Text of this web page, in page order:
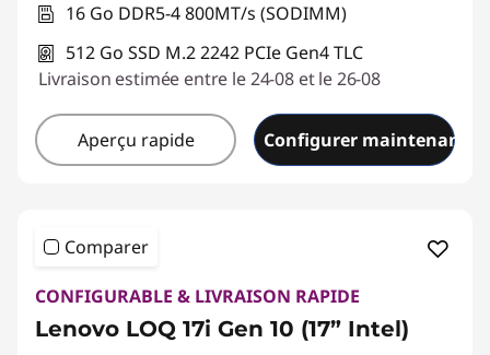
16 Go DDR5-4 800MT/s (SODIMM)
512 Go SSD M.2 2242 PCIe Gen4 TLC
Livraison estimée entre le 24-08 et le 26-08
Aperçu rapide Configurer maintenant
Comparer
CONFIGURABLE & LIVRAISON RAPIDE
Lenovo LOQ 17i Gen 10 (17” Intel)